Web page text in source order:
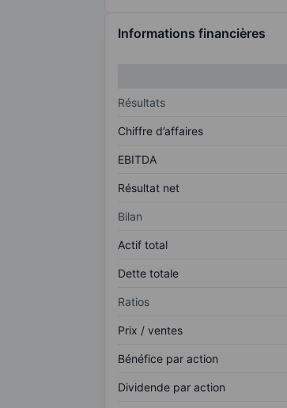
Informations financières
Résultats
Chiffre d’affaires
EBITDA
Résultat net
Bilan
Actif total
Dette totale
Ratios
Prix / ventes
Bénéfice par action
Dividende par action